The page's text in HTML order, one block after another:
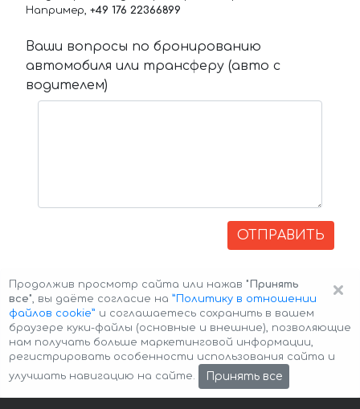
Например, +49 176 22366899
Ваши вопросы по бронированию
автомобиля или трансферу (авто с
водителем)
ОТПРАВИТЬ
Авторские права © 2026 Авто-Аренда Cookie Policy
×
Продолжив просмотр сайта или нажав "Принять
все", вы даёте согласие на ”Политику в отношении
файлов cookie” и соглашаетесь сохранить в вашем
браузере куки-файлы (основные и внешние), позволяющие
нам получать больше маркетинговой информации,
регистрировать особенности использования сайта и
улучшать навигацию на сайте.
Принять все